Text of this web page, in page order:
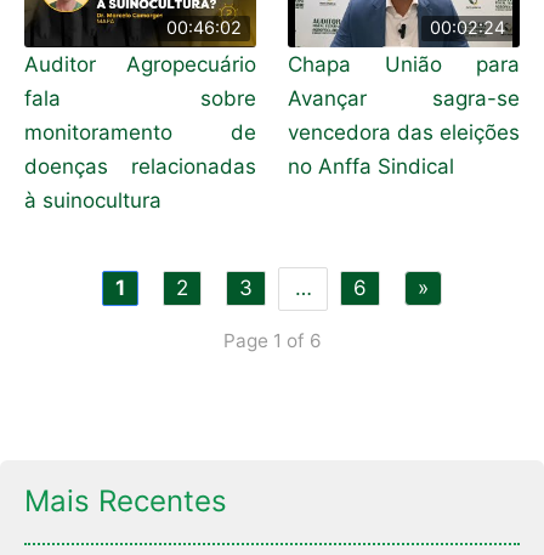
00:46:02
Auditor Agropecuário
fala sobre
monitoramento de
doenças relacionadas
à suinocultura
00:02:24
Chapa União para
Avançar sagra-se
vencedora das eleições
no Anffa Sindical
1 2 3 … 6 »
Page 1 of 6
Mais Recentes